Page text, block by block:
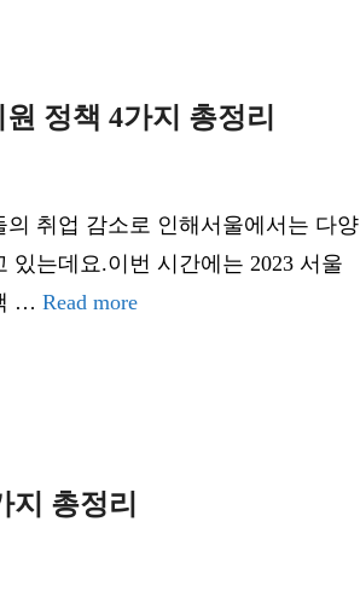
정책 4가지 총정리
취업 감소로 인해서울에서는 다양
는데요.이번 시간에는 2023 서울
… Read more
지 총정리